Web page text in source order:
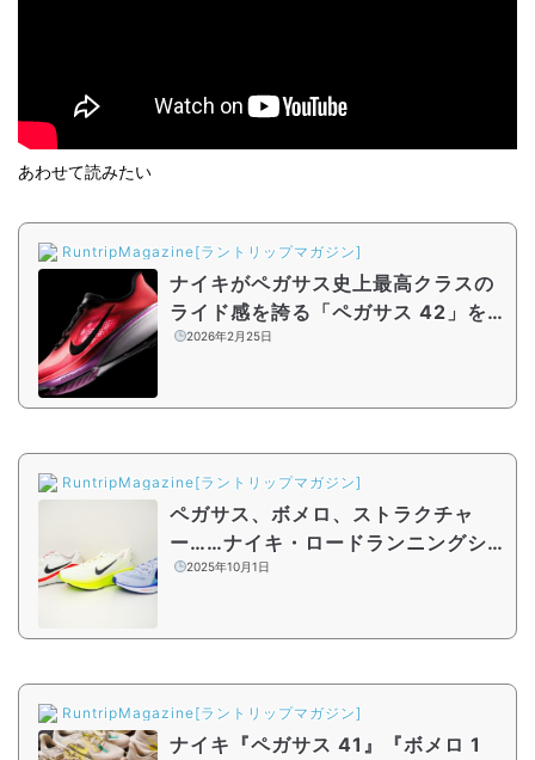
あわせて読みたい
RuntripMagazine[ラントリップマガジン]
ナイキがペガサス史上最高クラスの
ライド感を誇る「ペガサス 42」を
発表！東京マラソンEXPO 2026に
2026年2月25日
RuntripMagazine[ラントリップマガジン]
ペガサス、ボメロ、ストラクチャ
ー……ナイキ・ロードランニングシ
ューズ完全ガイド！代表的な3つの
2025年10月1日
RuntripMagazine[ラントリップマガジン]
ナイキ『ペガサス 41』『ボメロ 1